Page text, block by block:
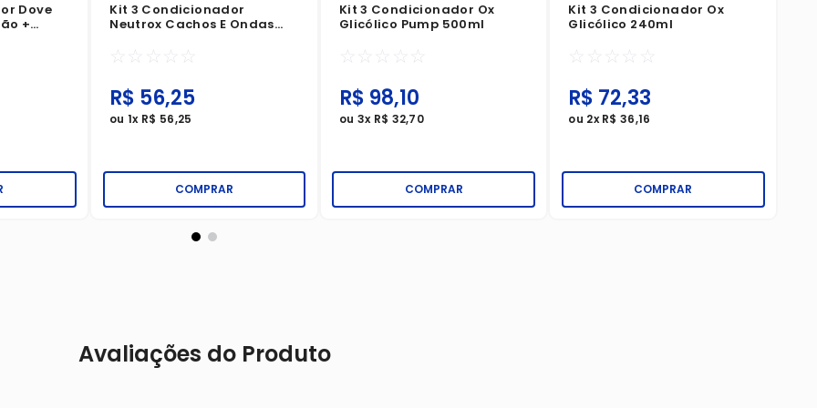
Dove
+
Kit 3 Condicionador
Neutrox Cachos E Ondas
☆ ☆ ☆ ☆ ☆
R$ 56,25
ou1x R$ 56,25
COMPRAR
Kit 3 Condicionador Ox
Glicólico Pump 500ml
☆ ☆ ☆ ☆ ☆
R$ 98,10
ou 3x R$ 32,70
COMPRAR
Kit 3 Condicionador Ox
Glicólico 240ml
☆ ☆ ☆ ☆ ☆
R$ 72,33
ou 2xR$ 36,16
COMPRAR
Avaliações do Produto